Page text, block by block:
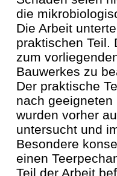
die
Die Arbeit
praktischen Teil.
zum
Bauwerkes zu
Der praktische
nach
wurden vorher
untersucht und
Besondere
einen
Teil der Arbeit